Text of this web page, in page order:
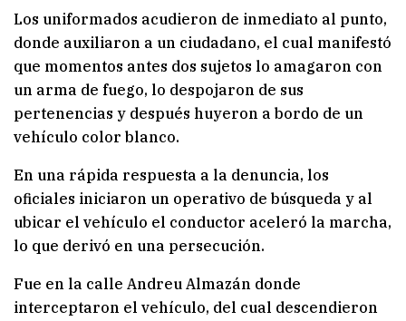
Los uniformados acudieron de inmediato al punto,
donde auxiliaron a un ciudadano, el cual manifestó
que momentos antes dos sujetos lo amagaron con
un arma de fuego, lo despojaron de sus
pertenencias y después huyeron a bordo de un
vehículo color blanco.
En una rápida respuesta a la denuncia, los
oficiales iniciaron un operativo de búsqueda y al
ubicar el vehículo el conductor aceleró la marcha,
lo que derivó en una persecución.
Fue en la calle Andreu Almazán donde
interceptaron el vehículo, del cual descendieron